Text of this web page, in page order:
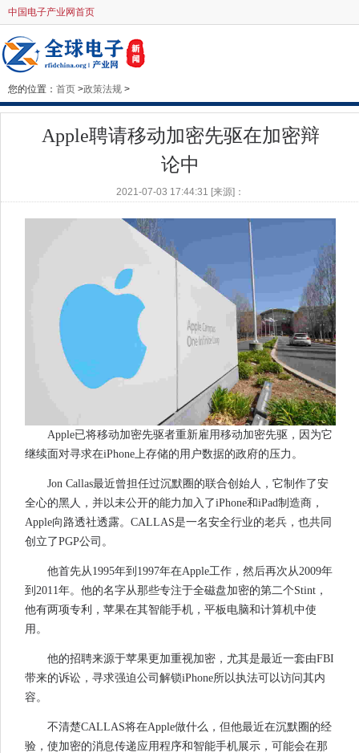
中国电子产业网首页
您的位置： 首页 >政策法规 >
Apple聘请移动加密先驱在加密辩
论中
2021-07-03 17:44:31 [来源]：
Apple已将移动加密先驱者重新雇用移动加密先驱，因为它
继续面对寻求在iPhone上存储的用户数据的政府的压力。
Jon Callas最近曾担任过沉默圈的联合创始人，它制作了安
全心的黑人，并以未公开的能力加入了iPhone和iPad制造商，
Apple向路透社透露。CALLAS是一名安全行业的老兵，也共同
创立了PGP公司。
他首先从1995年到1997年在Apple工作，然后再次从2009年
到2011年。他的名字从那些专注于全磁盘加密的第二个Stint，
他有两项专利，苹果在其智能手机，平板电脑和计算机中使
用。
他的招聘来源于苹果更加重视加密，尤其是最近一套由FBI
带来的诉讼，寻求强迫公司解锁iPhone所以执法可以访问其内
容。
不清楚CALLAS将在Apple做什么，但他最近在沉默圈的经
验，使加密的消息传递应用程序和智能手机展示，可能会在那